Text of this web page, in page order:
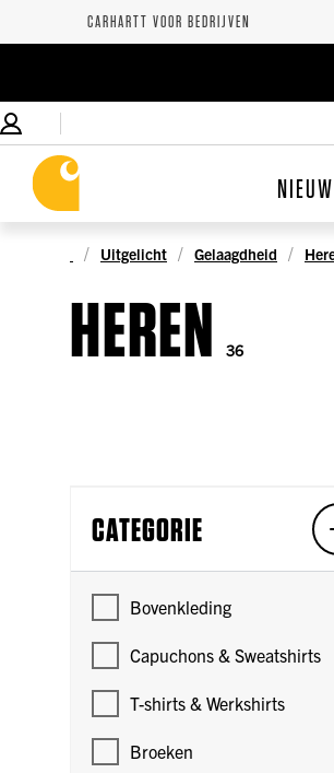
CARHARTT VOOR BEDRIJVEN
NIEUW
Uitgelicht Gelaagdheid
HEREN 36
CATEGORIE
Bovenkleding
Capuchons & Sweatshirts
T-shirts & Werkshirts
Broeken